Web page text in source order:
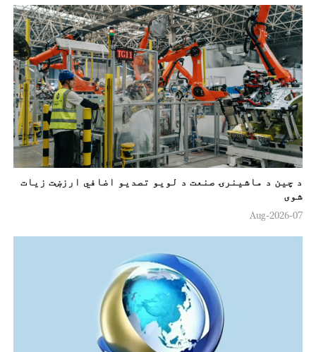
د چین د ماشینرۍ صنعت د لويو تصدیو اضافي ارزښت زيات
شوی
07-Aug-2026